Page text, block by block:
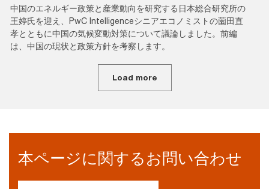
中国のエネルギー政策と産業動向を研究する日本総合研究所の
王婷氏を迎え、PwC Intelligenceシニアエコノミストの薗田直
孝とともに中国の気候変動対策について議論しました。前編
は、中国の現状と政策方針を考察します。
Load more
本ページに関するお問い合わせ